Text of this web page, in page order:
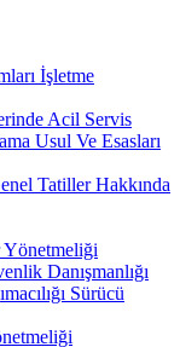
İşletme
Acil Servis
Usul Ve Esasları
Tatiller Hakkında
Yönetmeliği
Danışmanlığı
Sürücü